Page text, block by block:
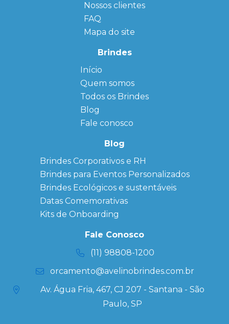
Nossos clientes
FAQ
Mapa do site
Brindes
Início
Quem somos
← Back
FAQ
Sitemap
Todos os Brindes
← Back
Agendas
Personalizadas
Personalizado
personalizados
Brindes
Corporativos
Copos Térmicos
Personalizados
Datas Especiais
Ecobag
Personalizada
Kits
Blog
Fale conosco
Blog
Brindes Corporativos e RH
Brindes para Eventos Personalizados
Brindes Ecológicos e sustentáveis
Datas Comemorativas
Kits de Onboarding
Fale Conosco
(11) 98808-1200
orcamento@avelinobrindes.com.br
Av. Água Fria, 467, CJ 207 - Santana - São
Paulo, SP